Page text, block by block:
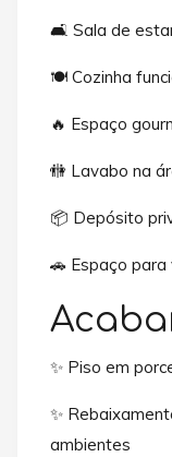
🛋️ Sala de
🍽️ Cozinha
🔥 Espaço
🚻 Lavabo na
📦 Depósito
🚗 Espaço para
✨ Piso em
✨
ambientes